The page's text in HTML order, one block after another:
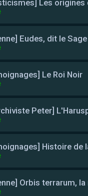
Les
Eudes, dit le Sage
Le Roi Noir
Peter]
Histoire de
Orbis terrarum,